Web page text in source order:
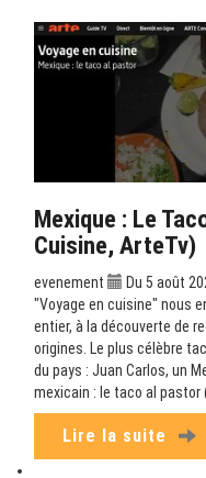
Mexique : Le
Cuisine, ArteTv)
evenement
Du 5 août
"Voyage en cuisine" nous
entier, à la découverte de
origines. Le plus célèbre
du pays : Juan Carlos, un
mexicain : le taco al pastor
Lire la suite